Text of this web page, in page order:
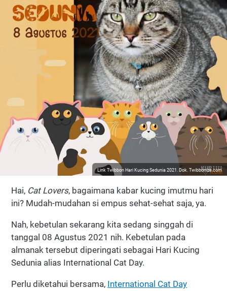
Link Twibbon Hari Kucing Sedunia 2021. Dok. Twibbonize.com
Hai, Cat Lovers, bagaimana kabar kucing imutmu hari
ini? Mudah-mudahan si empus sehat-sehat saja, ya.
Nah, kebetulan sekarang kita sedang singgah di
tanggal 08 Agustus 2021 nih. Kebetulan pada
almanak tersebut diperingati sebagai Hari Kucing
Sedunia alias International Cat Day.
Perlu diketahui bersama, International Cat Day